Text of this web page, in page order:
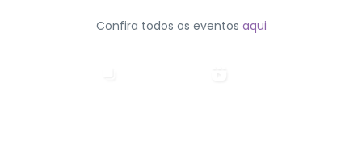
Confira todos os eventos aqui